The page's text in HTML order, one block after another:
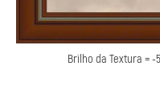
Brilho da Textura = -